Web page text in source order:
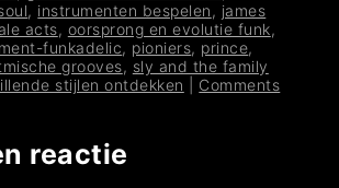
, instrumenten bespelen , james
acts, oorsprong en evolutie funk,
funkadelic, pioniers, prince,
grooves, sly and the family
stijlen ontdekken Comments
reactie